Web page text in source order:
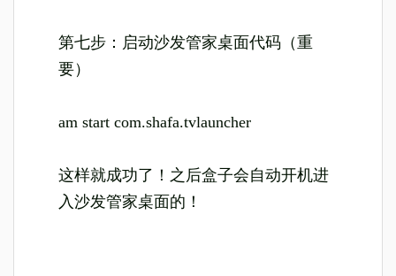
第七步：启动沙发管家桌面代码（重
要）
am start com.shafa.tvlauncher
这样就成功了！之后盒子会自动开机进
入沙发管家桌面的！